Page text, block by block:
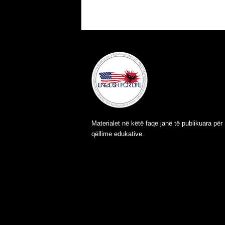
Materialet në këtë faqe janë të publikuara për
qëllime edukative.